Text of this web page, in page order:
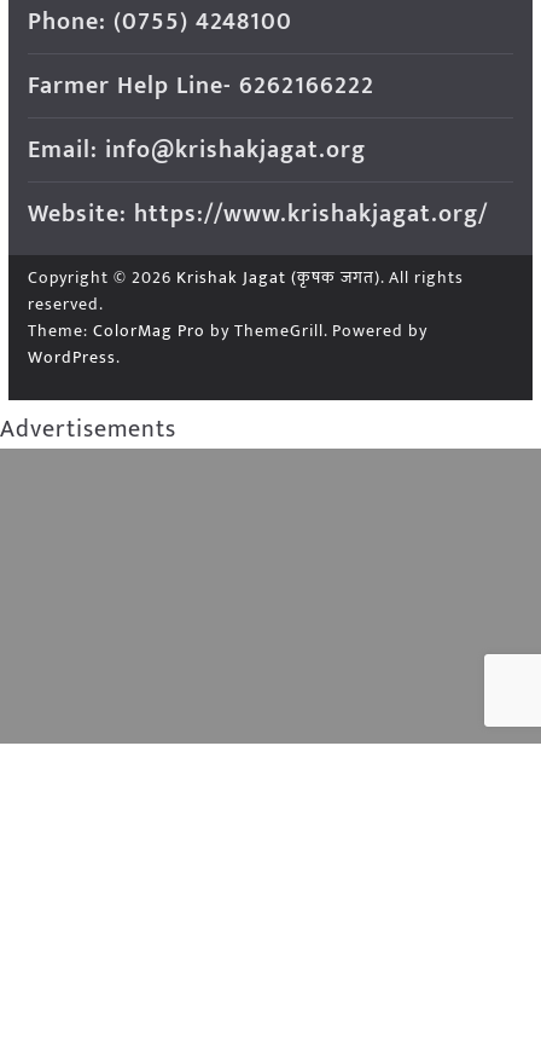
Phone: (0755) 4248100
Farmer Help Line- 6262166222
Email: info@krishakjagat.org
Website: https://www.krishakjagat.org/
Copyright © 2026 Krishak Jagat (कृषक जगत). All rights
reserved.
Theme: ColorMag Pro by ThemeGrill. Powered by
WordPress.
Advertisements